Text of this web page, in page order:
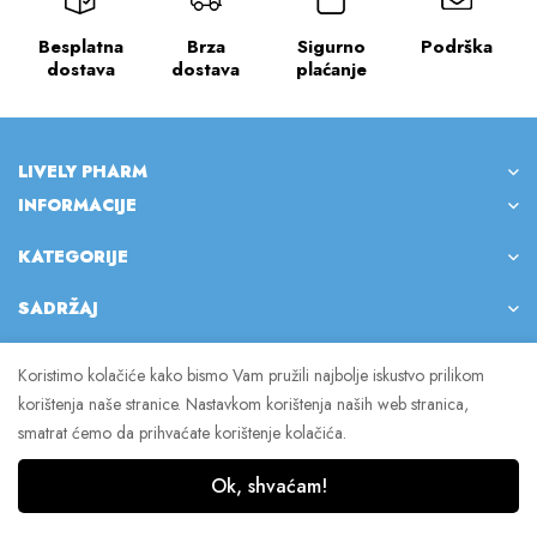
Besplatna
dostava
Brza
dostava
Sigurno
plaćanje
Podrška
LIVELY PHARM
INFORMACIJE
KATEGORIJE
SADRŽAJ
© 2023 Lively Pharm. Sva prava pridržana.
Koristimo kolačiće kako bismo Vam pružili najbolje iskustvo prilikom
korištenja naše stranice. Nastavkom korištenja naših web stranica,
smatrat ćemo da prihvaćate korištenje kolačića.
Ok, shvaćam!